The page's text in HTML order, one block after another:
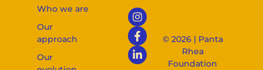
Who we are
Our
approach
Our
© 2026 | Panta
Rhea
Foundation